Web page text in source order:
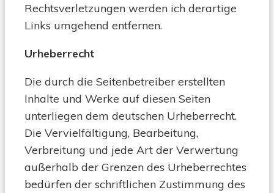
Rechtsverletzungen werden ich derartige
Links umgehend entfernen.
Urheberrecht
Die durch die Seitenbetreiber erstellten
Inhalte und Werke auf diesen Seiten
unterliegen dem deutschen Urheberrecht.
Die Vervielfältigung, Bearbeitung,
Verbreitung und jede Art der Verwertung
außerhalb der Grenzen des Urheberrechtes
bedürfen der schriftlichen Zustimmung des